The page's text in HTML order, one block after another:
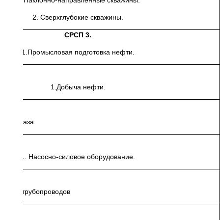
2. Сверхглубокие скважины.
СРСП 3.
1.Промысловая подготовка нефти.
1.Добыча нефти.
и газа.
1. Насосно-силовое оборудование.
трубопроводов